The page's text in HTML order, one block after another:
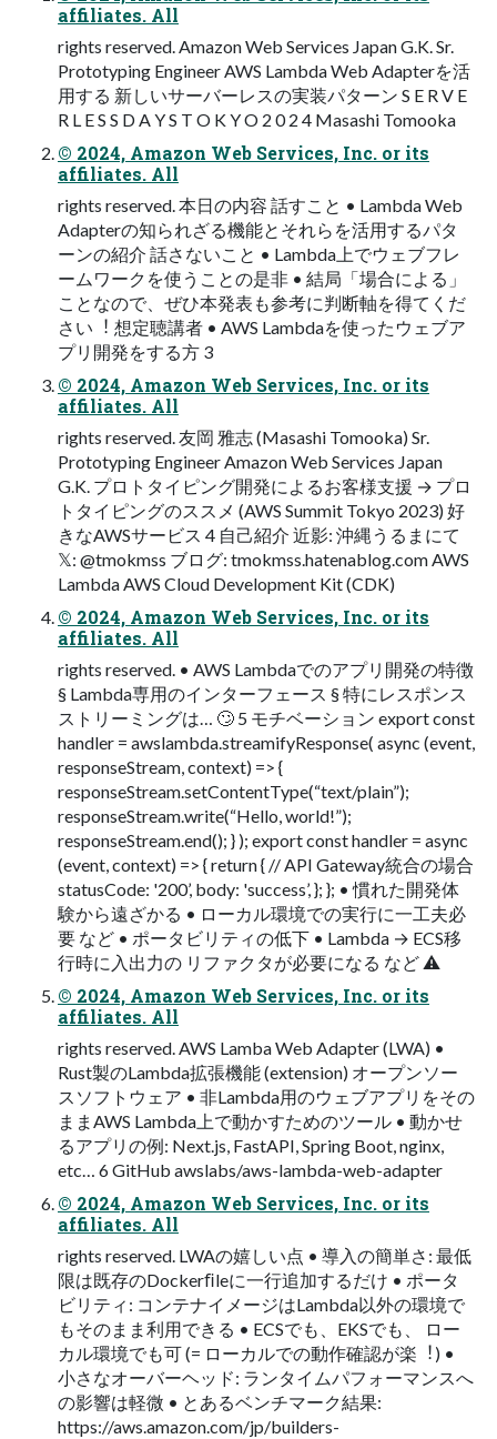
affiliates. All
rights reserved. Amazon Web Services Japan G.K. Sr.
Prototyping Engineer AWS Lambda Web Adapterを活
⽤する 新しいサーバーレスの実装パターン S E R V E
R L E S S D A Y S T O K Y O 2 0 2 4 Masashi Tomooka
© 2024, Amazon Web Services, Inc. or its
affiliates. All
rights reserved. 本⽇の内容 話すこと • Lambda Web
Adapterの知られざる機能とそれらを活⽤するパタ
ーンの紹介 話さないこと • Lambda上でウェブフレ
ームワークを使うことの是⾮ • 結局「場合による」
ことなので、ぜひ本発表も参考に判断軸を得てくだ
さい︕ 想定聴講者 • AWS Lambdaを使ったウェブア
プリ開発をする⽅ 3
© 2024, Amazon Web Services, Inc. or its
affiliates. All
rights reserved. 友岡 雅志 (Masashi Tomooka) Sr.
Prototyping Engineer Amazon Web Services Japan
G.K. プロトタイピング開発によるお客様⽀援 → プロ
トタイピングのススメ (AWS Summit Tokyo 2023) 好
きなAWSサービス 4 ⾃⼰紹介 近影: 沖縄うるまにて
𝕏: @tmokmss ブログ: tmokmss.hatenablog.com AWS
Lambda AWS Cloud Development Kit (CDK)
© 2024, Amazon Web Services, Inc. or its
affiliates. All
rights reserved. • AWS Lambdaでのアプリ開発の特徴
§ Lambda専⽤のインターフェース § 特にレスポンス
ストリーミングは… 🙄 5 モチベーション export const
handler = awslambda.streamifyResponse( async (event,
responseStream, context) => {
responseStream.setContentType(“text/plain”);
responseStream.write(“Hello, world!”);
responseStream.end(); } ); export const handler = async
(event, context) => { return { // API Gateway統合の場合
statusCode: '200’, body: 'success’, }; }; • 慣れた開発体
験から遠ざかる • ローカル環境での実⾏に⼀⼯夫必
要 など • ポータビリティの低下 • Lambda → ECS移
⾏時に⼊出⼒の リファクタが必要になる など ⚠
© 2024, Amazon Web Services, Inc. or its
affiliates. All
rights reserved. AWS Lamba Web Adapter (LWA) •
Rust製のLambda拡張機能 (extension) オープンソー
スソフトウェア • ⾮Lambda⽤のウェブアプリをその
ままAWS Lambda上で動かすためのツール • 動かせ
るアプリの例: Next.js, FastAPI, Spring Boot, nginx,
etc… 6 GitHub awslabs/aws-lambda-web-adapter
© 2024, Amazon Web Services, Inc. or its
affiliates. All
rights reserved. LWAの嬉しい点 • 導⼊の簡単さ: 最低
限は既存のDockerﬁleに⼀⾏追加するだけ • ポータ
ビリティ: コンテナイメージはLambda以外の環境で
もそのまま利⽤できる • ECSでも、EKSでも、 ロー
カル環境でも可 (= ローカルでの動作確認が楽︕) •
⼩さなオーバーヘッド: ランタイムパフォーマンスへ
の影響は軽微 • とあるベンチマーク結果:
https://aws.amazon.com/jp/builders-